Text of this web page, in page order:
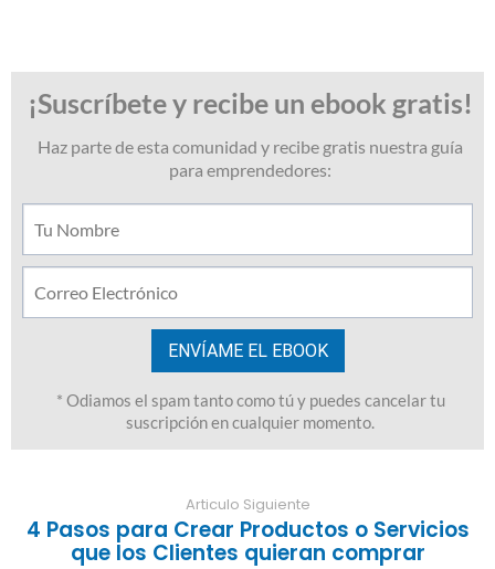
Articulo Siguiente
4 Pasos para Crear Productos o Servicios
que los Clientes quieran comprar